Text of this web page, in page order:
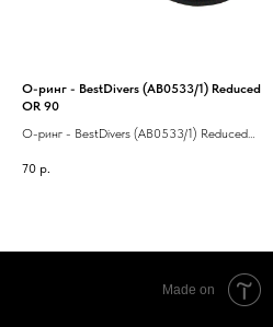
О-ринг - BestDivers (AB0533/1) Reduced
OR 90
О-ринг - BestDivers (AB0533/1) Reduced
70 р.
Made on